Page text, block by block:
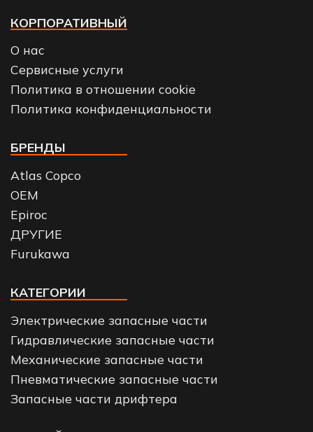
КОРПОРАТИВНЫЙ
О нас
Сервисные услуги
Политика в отношении cookie
Политика конфиденциальности
БРЕНДЫ
Atlas Copco
OEM
Epiroc
ДРУГИЕ
Furukawa
КАТЕГОРИИ
Электрические запасные части
Гидравлические запасные части
Механические запасные части
Пневматические запасные части
Запасные части дрифтера